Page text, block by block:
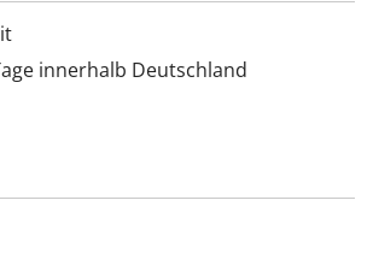
innerhalb Deutschland